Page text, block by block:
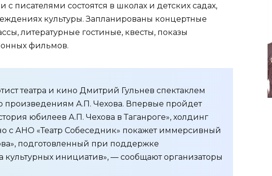
с писателями состоятся в школах и детских садах,
культуры. Запланированы концертные
литературные гостиные, квесты, показы
фильмов.
театра и кино Дмитрий Гульнев спектаклем
произведениям А.П. Чехова. Впервые пройдет
юбилеев А.П. Чехова в Таганроге», холдинг
с АНО «Театр Собеседник» покажет иммерсивный
подготовленный при поддержке
культурных инициатив», — сообщают организаторы